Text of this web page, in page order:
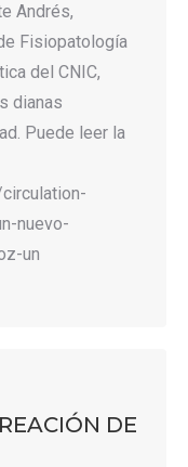
Andrés,
Fisiopatología
del CNIC,
dianas
Puede leer la
nuevo-
un
DE